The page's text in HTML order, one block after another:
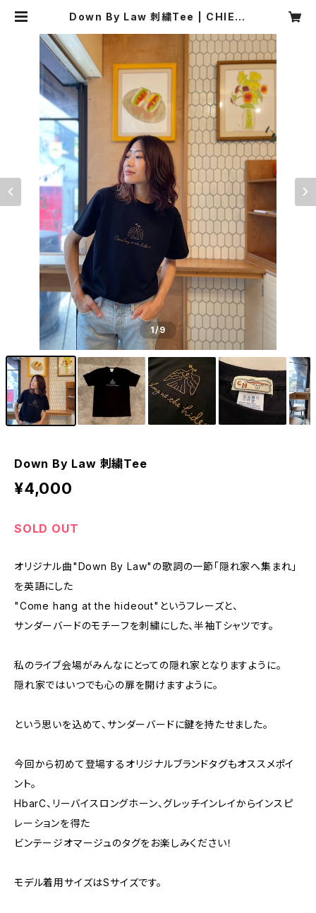
Down By Law 刺繍Tee | CHIE H
1/9
Down By Law 刺繍Tee
¥4,000
SOLD OUT
オリジナル曲"Down By Law"の歌詞の一節「隠れ家へ集まれ」
を英語にした
"Come hang at the hideout"というフレーズと、
サンダーバードのモチーフを刺繍にした、半袖Tシャツです。
私のライブ会場がみんなにとっての隠れ家となりますように。
隠れ家ではいつでも心の扉を開けますように。
という思いを込めて、サンダーバードに鍵を持たせました。
今回から初めて登場するオリジナルブランドタグもオススメポイ
ント。
HbarC、リーバイスロングホーン、グレッチインレイからインスピ
レーションを得た
ビンテージオマージュのタグをお楽しみください！
モデル着用サイズはSサイズです。